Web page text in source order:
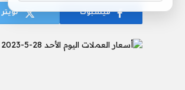
فيسبوك تويتر